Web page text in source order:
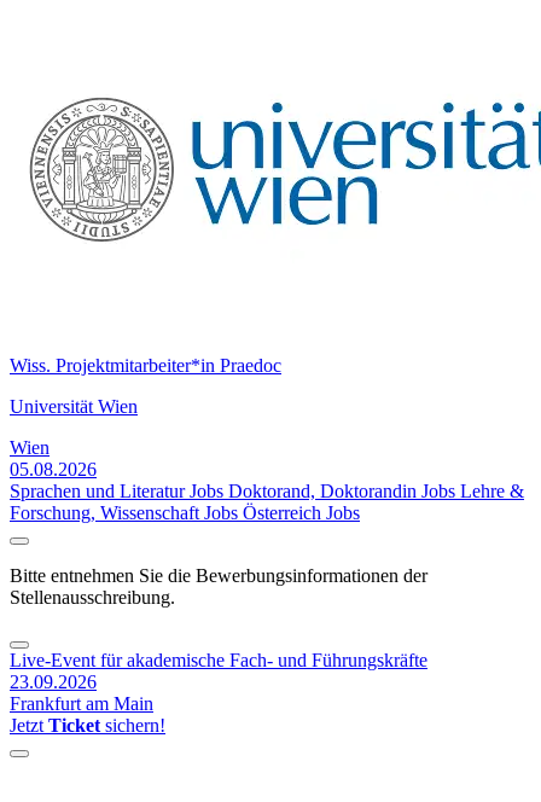
Wiss. Projektmitarbeiter*in Praedoc
Universität Wien
Wien
05.08.2026
Sprachen und Literatur Jobs Doktorand, Doktorandin Jobs Lehre &
Forschung, Wissenschaft Jobs Österreich Jobs
Bitte entnehmen Sie die Bewerbungsinformationen der
Stellenausschreibung.
Live-Event für akademische Fach- und Führungskräfte
23.09.2026
Frankfurt am Main
Jetzt Ticket sichern!